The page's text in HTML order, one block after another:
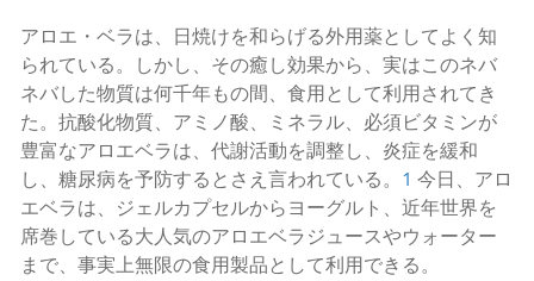
アロエ・ベラは、日焼けを和らげる外用薬としてよく知
られている。しかし、その癒し効果から、実はこのネバ
ネバした物質は何千年もの間、食用として利用されてき
た。抗酸化物質、アミノ酸、ミネラル、必須ビタミンが
豊富なアロエベラは、代謝活動を調整し、炎症を緩和
し、糖尿病を予防するとさえ言われている。 1 今日、アロ
エベラは、ジェルカプセルからヨーグルト、近年世界を
席巻している大人気のアロエベラジュースやウォーター
まで、事実上無限の食用製品として利用できる。